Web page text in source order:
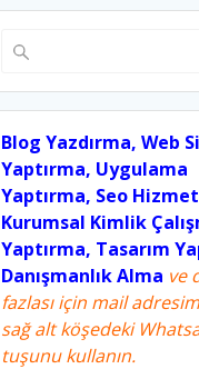
Blog Yazdırma, Web
Yaptırma, Uygulama
Yaptırma, Seo
Kurumsal Kimlik
Yaptırma, Tasarım
Danışmanlık Alma ve
fazlası için mail
sağ alt köşedeki
tuşunu kullanın.